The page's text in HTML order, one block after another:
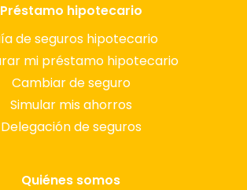
Préstamo hipotecario
de seguros hipotecario
mi préstamo hipotecario
Cambiar de seguro
Simular mis ahorros
Delegación de seguros
Quiénes somos